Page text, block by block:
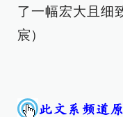
了一幅宏大且细
宸）
此文系频道